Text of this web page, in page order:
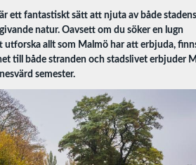
ett fantastiskt sätt att njuta av både
natur. Oavsett om du söker en lugn
allt som Malmö har att erbjuda,
till både stranden och stadslivet erbjuder
semester.